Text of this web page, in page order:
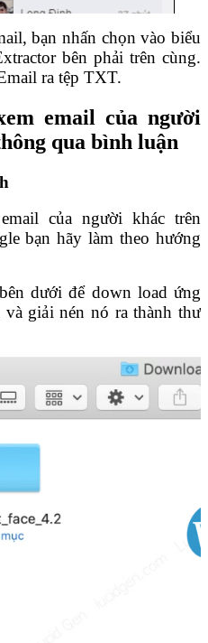
bạn nhấn chọn vào biểu
bên phải trên cùng.
ra tệp TXT.
email của người
qua bình luận
của người khác trên
bạn hãy làm theo hướng
dưới để down load ứng
và giải nén nó ra thành thư